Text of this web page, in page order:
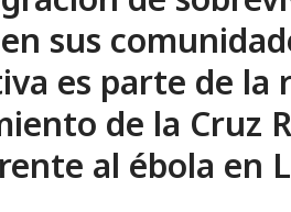
sus
es parte de la
de la Cruz
al ébola en